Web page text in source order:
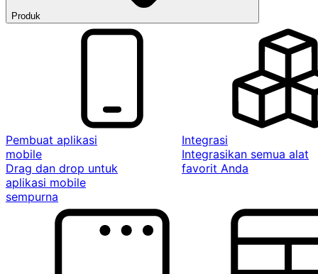
Produk
Pembuat aplikasi
mobile
Drag dan drop untuk
aplikasi mobile
sempurna
Integrasi
Integrasikan semua alat
favorit Anda